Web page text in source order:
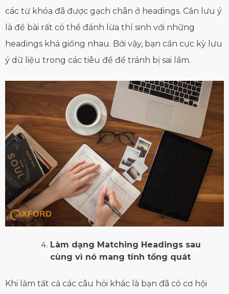
các từ khóa đã được gạch chân ở headings. Cần lưu ý
là đề bài rất có thể đánh lừa thí sinh với những
headings khá giống nhau. Bởi vậy, bạn cần cực kỳ lưu
ý dữ liệu trong các tiêu đề để tránh bị sai lầm.
Làm dạng Matching Headings sau
cùng vì nó mang tính tổng quát
Khi làm tất cả các câu hỏi khác là bạn đã có cơ hội